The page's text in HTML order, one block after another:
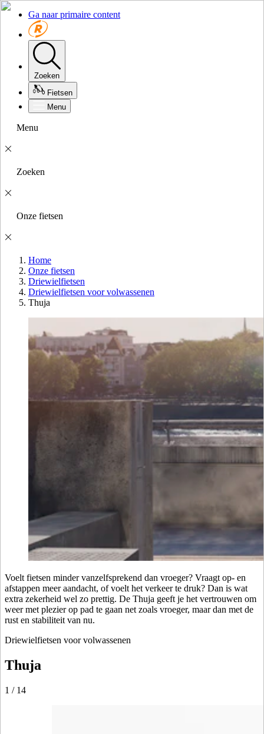
Ga naar primaire content
Zoeken
Fietsen
Menu
Menu
Zoeken
Onze fietsen
Home
Onze fietsen
Driewielfietsen
Driewielfietsen voor volwassenen
Thuja
Voelt fietsen minder vanzelfsprekend dan vroeger? Vraagt op- en
afstappen meer aandacht, of voelt het verkeer te druk? Dan is wat
extra zekerheid wel zo prettig. De Thuja geeft je het vertrouwen om
weer met plezier op pad te gaan net zoals vroeger, maar dan met de
rust en stabiliteit van nu.
Driewielfietsen voor volwassenen
Thuja
1 / 14